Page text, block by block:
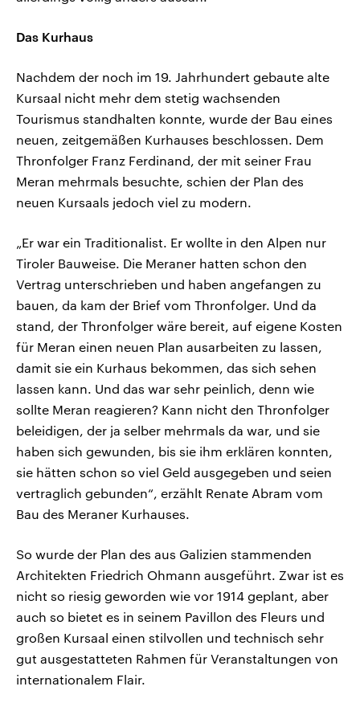
Das Kurhaus
Nachdem der noch im 19. Jahrhundert gebaute alte
Kursaal nicht mehr dem stetig wachsenden
Tourismus standhalten konnte, wurde der Bau eines
neuen, zeitgemäßen Kurhauses beschlossen. Dem
Thronfolger Franz Ferdinand, der mit seiner Frau
Meran mehrmals besuchte, schien der Plan des
neuen Kursaals jedoch viel zu modern.
„Er war ein Traditionalist. Er wollte in den Alpen nur
Tiroler Bauweise. Die Meraner hatten schon den
Vertrag unterschrieben und haben angefangen zu
bauen, da kam der Brief vom Thronfolger. Und da
stand, der Thronfolger wäre bereit, auf eigene Kosten
für Meran einen neuen Plan ausarbeiten zu lassen,
damit sie ein Kurhaus bekommen, das sich sehen
lassen kann. Und das war sehr peinlich, denn wie
sollte Meran reagieren? Kann nicht den Thronfolger
beleidigen, der ja selber mehrmals da war, und sie
haben sich gewunden, bis sie ihm erklären konnten,
sie hätten schon so viel Geld ausgegeben und seien
vertraglich gebunden“, erzählt Renate Abram vom
Bau des Meraner Kurhauses.
So wurde der Plan des aus Galizien stammenden
Architekten Friedrich Ohmann ausgeführt. Zwar ist es
nicht so riesig geworden wie vor 1914 geplant, aber
auch so bietet es in seinem Pavillon des Fleurs und
großen Kursaal einen stilvollen und technisch sehr
gut ausgestatteten Rahmen für Veranstaltungen von
internationalem Flair.